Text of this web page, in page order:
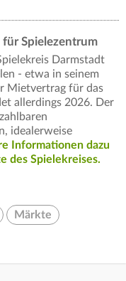
Spielezentrum
Darmstadt
- etwa in seinem
Mietvertrag für das
allerdings 2026. Der
idealerweise
Informationen dazu
des Spielekreises.
Märkte